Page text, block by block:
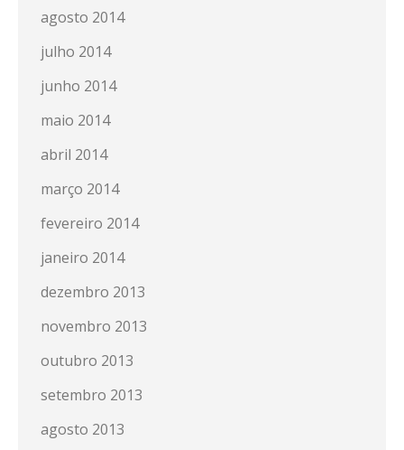
agosto 2014
julho 2014
junho 2014
maio 2014
abril 2014
março 2014
fevereiro 2014
janeiro 2014
dezembro 2013
novembro 2013
outubro 2013
setembro 2013
agosto 2013